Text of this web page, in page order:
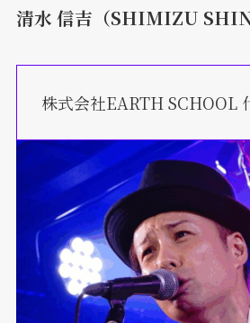
清水 信吉（SHIMIZU
株式会社EARTH SCHOOL